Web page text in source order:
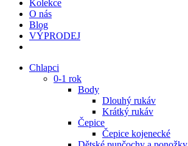
Kolekce
O nás
Blog
VÝPRODEJ
Chlapci
0-1 rok
Body
Dlouhý rukáv
Krátký rukáv
Čepice
Čepice kojenecké